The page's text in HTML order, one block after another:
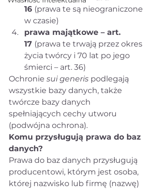
16 (prawa te są nieograniczone
w czasie)
prawa majątkowe – art.
17 (prawa te trwają przez okres
życia twórcy i 70 lat po jego
śmierci – art. 36)
Ochronie sui generis podlegają
wszystkie bazy danych, także
twórcze bazy danych
spełniających cechy utworu
(podwójna ochrona).
Komu przysługują prawa do baz
danych?
Prawa do baz danych przysługują
producentowi, którym jest osoba,
której nazwisko lub firmę (nazwę)